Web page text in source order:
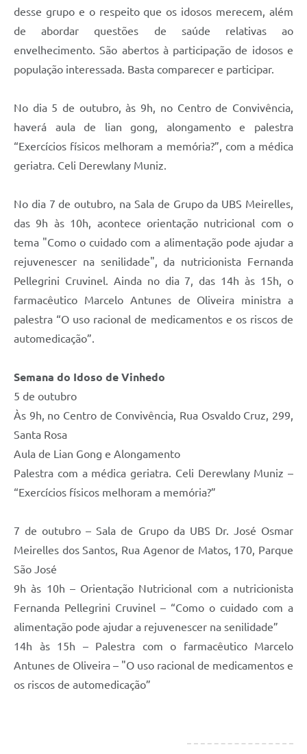
Links Úteis
Serviços Online
desse grupo e o respeito que os idosos merecem, além
de abordar questões de saúde relativas ao
envelhecimento. São abertos à participação de idosos e
população interessada. Basta comparecer e participar.
No dia 5 de outubro, às 9h, no Centro de Convivência,
haverá aula de lian gong, alongamento e palestra
“Exercícios físicos melhoram a memória?”, com a médica
geriatra. Celi Derewlany Muniz.
No dia 7 de outubro, na Sala de Grupo da UBS Meirelles,
das 9h às 10h, acontece orientação nutricional com o
tema "Como o cuidado com a alimentação pode ajudar a
rejuvenescer na senilidade", da nutricionista Fernanda
Pellegrini Cruvinel. Ainda no dia 7, das 14h às 15h, o
farmacêutico Marcelo Antunes de Oliveira ministra a
palestra “O uso racional de medicamentos e os riscos de
automedicação”.
Semana do Idoso de Vinhedo
5 de outubro
Às 9h, no Centro de Convivência, Rua Osvaldo Cruz, 299,
Santa Rosa
Aula de Lian Gong e Alongamento
Palestra com a médica geriatra. Celi Derewlany Muniz –
“Exercícios físicos melhoram a memória?”
7 de outubro – Sala de Grupo da UBS Dr. José Osmar
Meirelles dos Santos, Rua Agenor de Matos, 170, Parque
São José
9h às 10h – Orientação Nutricional com a nutricionista
Fernanda Pellegrini Cruvinel – “Como o cuidado com a
alimentação pode ajudar a rejuvenescer na senilidade”
14h às 15h – Palestra com o farmacêutico Marcelo
Antunes de Oliveira – "O uso racional de medicamentos e
os riscos de automedicação”